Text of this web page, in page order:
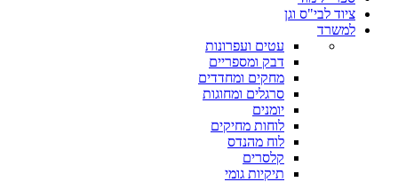
ציוד לבי"ס וגן
למשרד
עטים ועפרונות
דבק ומספריים
מחקים ומחדדים
סרגלים ומחוגות
יומנים
לוחות מחיקים
לוח מהנדס
קלסרים
תיקיות גומי